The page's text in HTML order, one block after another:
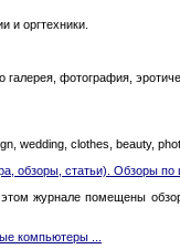
и оргтехники.
фотография,
wedding, clothes, beauty,
обзоры, статьи). Обзоры
журнале помещены
компьютеры ...